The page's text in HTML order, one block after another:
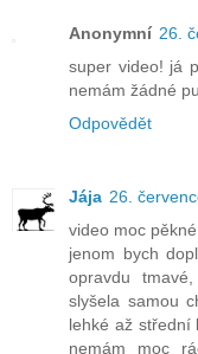
Anonymní 26.
super video! já
nemám žádné
Odpovědět
Jája 26.
video moc
jenom bych
opravdu
slyšela samou
lehké až střední
nemám moc